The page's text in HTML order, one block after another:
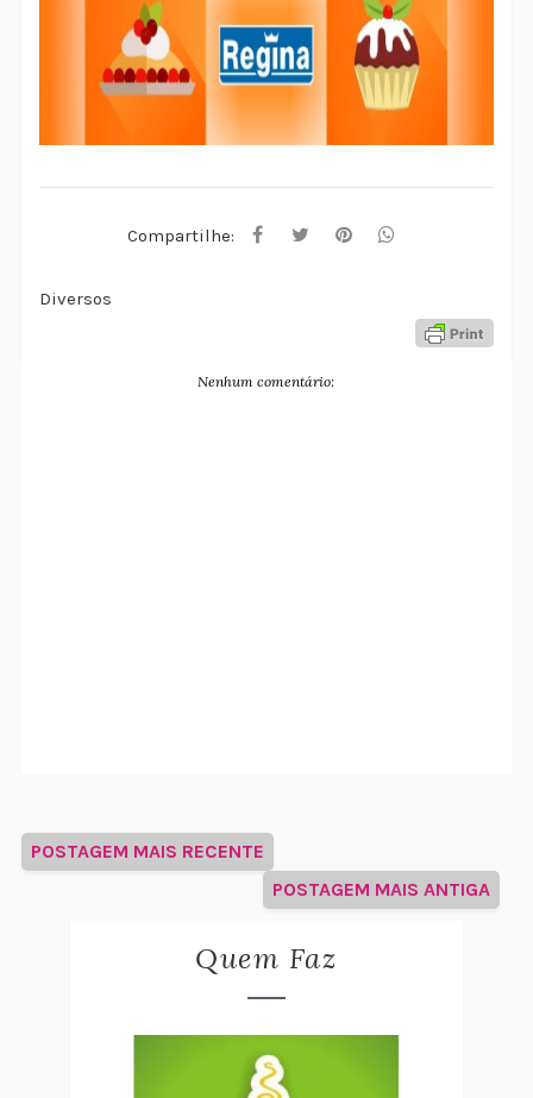
Compartilhe:
Diversos
Nenhum comentário:
POSTAGEM MAIS RECENTE
POSTAGEM MAIS ANTIGA
Quem Faz